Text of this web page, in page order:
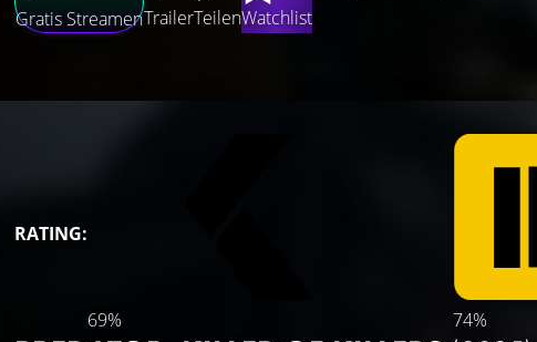
Gratis StreamenTrailerTeilenWatchlist
RATING:
69% 74%